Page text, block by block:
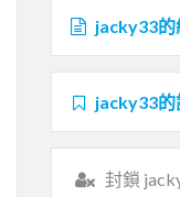
jacky33的
jacky33的
封鎖